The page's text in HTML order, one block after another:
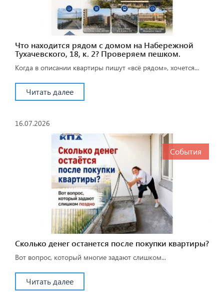
Что находится рядом с домом на Набережной
Тухачевского, 18, к. 2? Проверяем пешком.
Когда в описании квартиры пишут «всё рядом», хочется...
Читать далее
16.07.2026
События
Сколько денег останется после покупки квартиры?
Вот вопрос, который многие задают слишком...
Читать далее